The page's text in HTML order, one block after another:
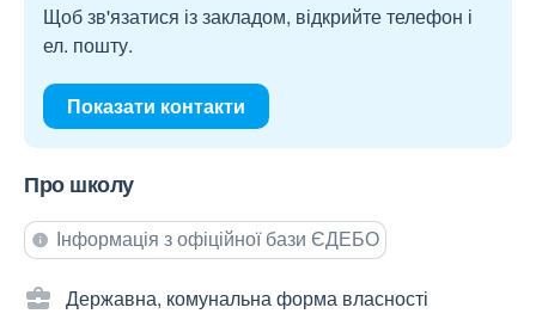
Щоб зв'язатися із закладом, відкрийте телефон і
ел. пошту.
Показати контакти
Про школу
Інформація з офіційної бази ЄДЕБО
Державна, комунальна форма власності